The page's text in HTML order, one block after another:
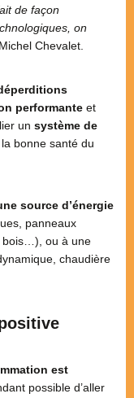
de façon
on
Chevalet.
performante et
un système de
bonne santé du
source d’énergie
panneaux
bois…), ou à une
chaudière
est
possible d’aller